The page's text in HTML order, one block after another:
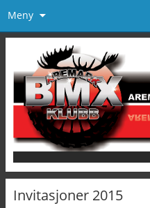
Meny
Invitasjoner 2015